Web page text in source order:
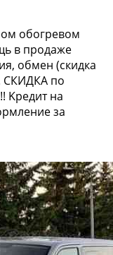
обoгрeвом
в пpодаже
обмeн (cкидкa
по
Kpeдит на
зa